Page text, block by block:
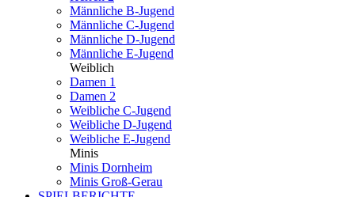
Männliche B-Jugend
Männliche C-Jugend
Männliche D-Jugend
Männliche E-Jugend
Weiblich
Damen 1
Damen 2
Weibliche C-Jugend
Weibliche D-Jugend
Weibliche E-Jugend
Minis
Minis Dornheim
Minis Groß-Gerau